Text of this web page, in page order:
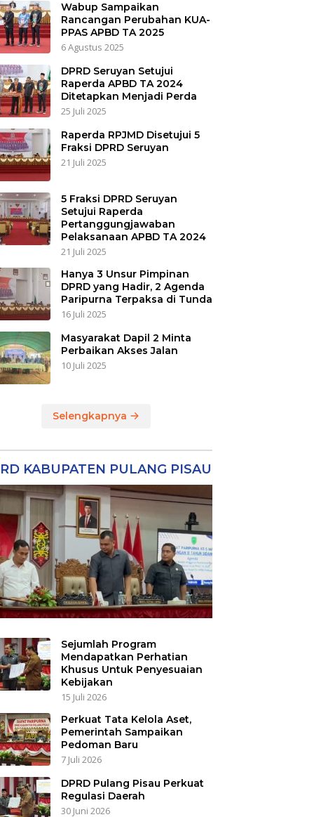
Wabup Sampaikan
Rancangan Perubahan KUA-
PPAS APBD TA 2025
6 Agustus 2025
DPRD Seruyan Setujui
Raperda APBD TA 2024
Ditetapkan Menjadi Perda
25 Juli 2025
Raperda RPJMD Disetujui 5
Fraksi DPRD Seruyan
21 Juli 2025
5 Fraksi DPRD Seruyan
Setujui Raperda
Pertanggungjawaban
Pelaksanaan APBD TA 2024
21 Juli 2025
Hanya 3 Unsur Pimpinan
DPRD yang Hadir, 2 Agenda
Paripurna Terpaksa di Tunda
16 Juli 2025
Masyarakat Dapil 2 Minta
Perbaikan Akses Jalan
10 Juli 2025
Selengkapnya
KABUPATEN PULANG PISAU
Sejumlah Program
Mendapatkan Perhatian
Khusus Untuk Penyesuaian
Kebijakan
15 Juli 2026
Perkuat Tata Kelola Aset,
Pemerintah Sampaikan
Pedoman Baru
7 Juli 2026
DPRD Pulang Pisau Perkuat
Regulasi Daerah
30 Juni 2026